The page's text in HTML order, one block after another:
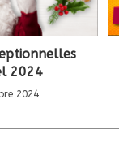
2024
2024